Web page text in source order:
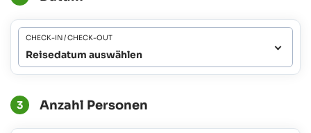
CHECK-IN / CHECK-OUT
Reisedatum auswählen
3 Anzahl Personen